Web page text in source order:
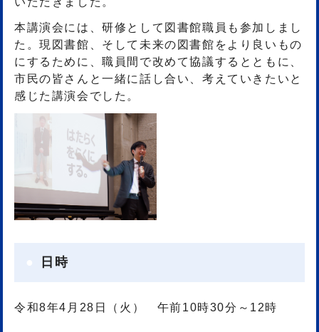
本講演会には、研修として図書館職員も参加しまし
た。現図書館、そして未来の図書館をより良いもの
にするために、職員間で改めて協議するとともに、
市民の皆さんと一緒に話し合い、考えていきたいと
感じた講演会でした。
日時
令和8年4月28日（火） 午前10時30分～12時